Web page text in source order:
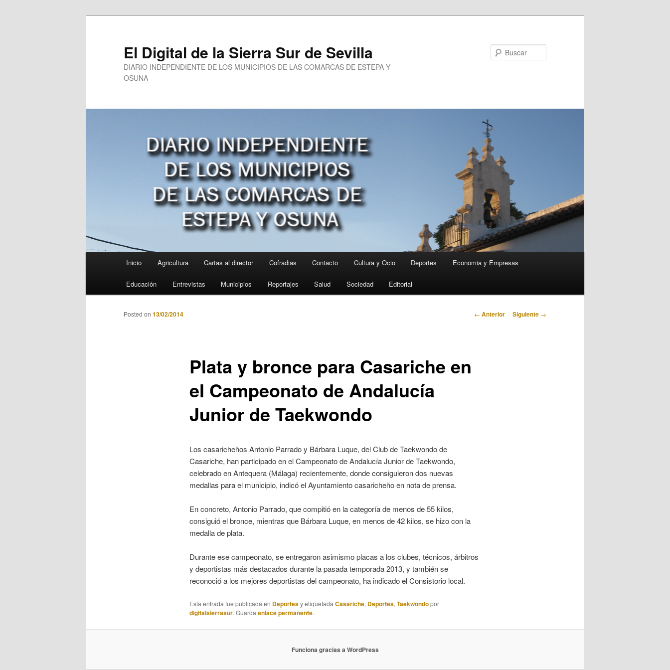
El Digital de la Sierra Sur de Sevilla
DIARIO INDEPENDIENTE DE LOS MUNICIPIOS DE LAS COMARCAS DE ESTEPA Y
OSUNA
Inicio Agricultura Cartas al director Cofradias Contacto Cultura y Ocio Deportes Economia y Empresas
Educación Entrevistas Municipios Reportajes Salud Sociedad Editorial
Navegación
← Anterior Siguiente →
Plata y bronce para Casariche en
el Campeonato de Andalucía
Junior de Taekwondo
Posted on 13/02/2014
Los casaricheños Antonio Parrado y Bárbara Luque, del Club de Taekwondo de
Casariche, han participado en el Campeonato de Andalucía Junior de Taekwondo,
celebrado en Antequera (Málaga) recientemente, donde consiguieron dos nuevas
medallas para el municipio, indicó el Ayuntamiento casaricheño en nota de prensa.
En concreto, Antonio Parrado, que compitió en la categoría de menos de 55 kilos,
consiguió el bronce, mientras que Bárbara Luque, en menos de 42 kilos, se hizo con la
medalla de plata.
Durante ese campeonato, se entregaron asimismo placas a los clubes, técnicos, árbitros
y deportistas más destacados durante la pasada temporada 2013, y también se
reconoció a los mejores deportistas del campeonato, ha indicado el Consistorio local.
Esta entrada fue publicada en Deportesy etiquetada Casariche, Deportes, Taekwondopor
digitalsierrasur. Guarda enlace permanente.
Funciona gracias a WordPress